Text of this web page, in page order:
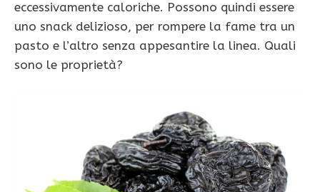
eccessivamente caloriche. Possono quindi essere
uno snack delizioso, per rompere la fame tra un
pasto e l’altro senza appesantire la linea. Quali
sono le proprietà?